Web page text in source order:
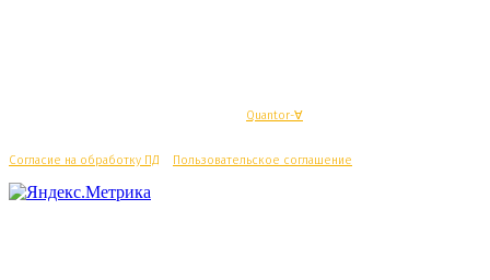
Quantor-∀
Согласие на обработку ПД Пользовательское соглашение